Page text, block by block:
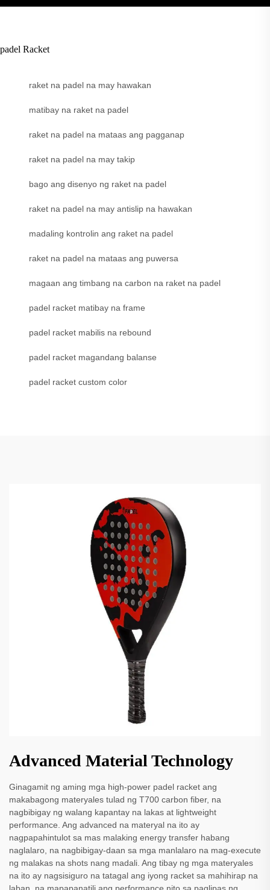
padel Racket
raket na padel na may hawakan
matibay na raket na padel
raket na padel na mataas ang pagganap
raket na padel na may takip
bago ang disenyo ng raket na padel
raket na padel na may antislip na hawakan
madaling kontrolin ang raket na padel
raket na padel na mataas ang puwersa
magaan ang timbang na carbon na raket na padel
padel racket matibay na frame
padel racket mabilis na rebound
padel racket magandang balanse
padel racket custom color
Advanced Material Technology
Ginagamit ng aming mga high-power padel racket ang
makabagong materyales tulad ng T700 carbon fiber, na
nagbibigay ng walang kapantay na lakas at lightweight
performance. Ang advanced na materyal na ito ay
nagpapahintulot sa mas malaking energy transfer habang
naglalaro, na nagbibigay-daan sa mga manlalaro na mag-execute
ng malakas na shots nang madali. Ang tibay ng mga materyales
na ito ay nagsisiguro na tatagal ang iyong racket sa mahihirap na